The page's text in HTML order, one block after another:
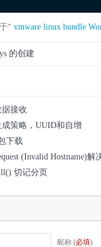
“ vmware linux bundle
的创建
据接收
成策略，UUID和自增
下载
(Invalid Hostname)解
切记分页
昵称 (必填)